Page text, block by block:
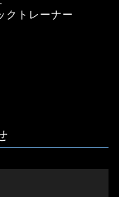
クトレーナー